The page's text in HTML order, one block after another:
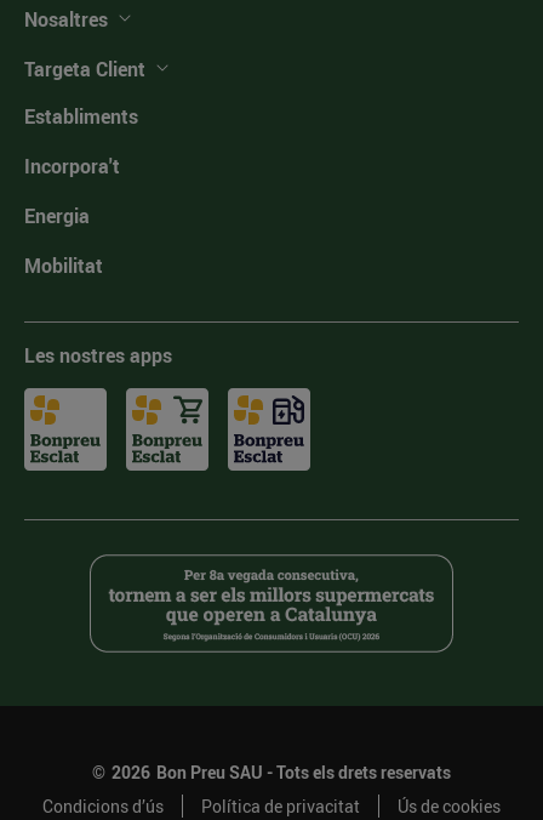
Nosaltres
Targeta Client
Establiments
Incorpora't
Energia
Mobilitat
Les nostres apps
© 2026 Bon Preu SAU - Tots els drets reservats
Condicions d’ús
Política de privacitat Ús de cookies